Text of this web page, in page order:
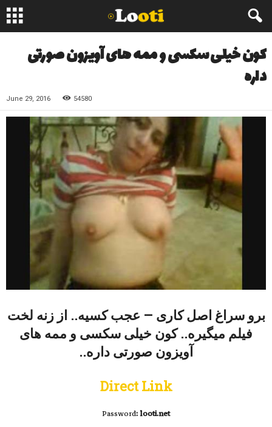
کون خیلی سکسی و ممه های آویزون صورتی
داره
June 29, 2016 54580
برو سراغ اصل كاری – عجب كسیه.. از زنه لخت
فیلم میگیره.. کون خیلی سکسی و ممه های
آویزون صورتی داره..
Direct Link
Password: looti.net